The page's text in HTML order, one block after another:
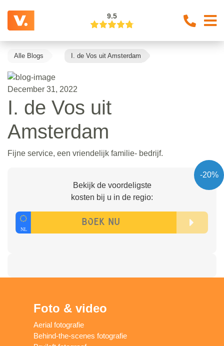
9.5
Alle Blogs I. de Vos uit Amsterdam
December 31, 2022
I. de Vos uit
Amsterdam
Fijne service, een vriendelijk familie- bedrijf.
-20%
Bekijk de voordeligste
kosten bij u in de regio:
Foto & video
Aerial fotografie
Behind-the-scenes fotografie